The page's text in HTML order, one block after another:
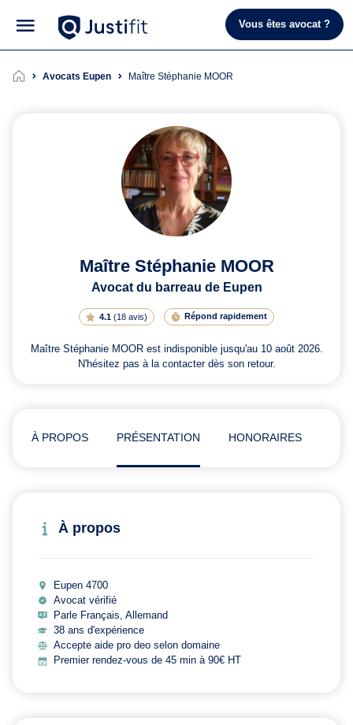
Vous êtes avocat ?
Avocats Eupen Maître Stéphanie MOOR
Maître Stéphanie MOOR
Avocat du barreau de Eupen
4.1 (18 avis) Répond rapidement
Maître Stéphanie MOOR est indisponible jusqu'au 10 août 2026.
N'hésitez pas à la contacter dès son retour.
À PROPOS PRÉSENTATION HONORAIRES
À propos
Eupen 4700
Avocat vérifié
Parle Français, Allemand
38 ans d'expérience
Accepte aide pro deo selon domaine
Premier rendez-vous de 45 min à 90€ HT